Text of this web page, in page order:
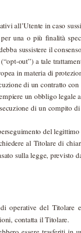
all’Utente in caso
una o più finalità
sussistere il
out”) a tale
in materia di
di un contratto
un obbligo legale
di un compito
del
al Titolare di
sulla legge, previsto
operative del
contatta il Titolare.